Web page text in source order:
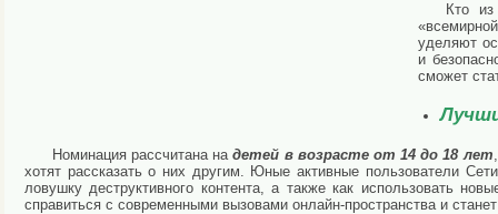
Кто
уделяют
и
сможет
Номинация рассчитана надетей в возрасте от 14 до 18 лет
хотят рассказать о них другим. Юные активные пользователи
ловушку деструктивного контента, а также как использовать
справиться с современными вызовами онлайн-пространства и